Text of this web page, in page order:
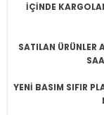
İÇİNDE
SATILAN ÜRÜNLER
YENİ BASIM SIFIR